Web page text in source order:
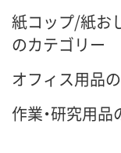
紙コップ/紙お
のカテゴリー
オフィス用品
作業・研究用